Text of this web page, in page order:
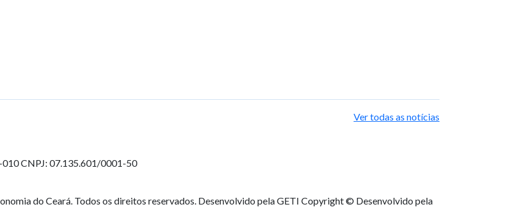
Ver todas as notícias
010CNPJ: 07.135.601/0001-50
do Ceará. Todos os direitos reservados. Desenvolvido pela GETI Copyright © Desenvolvido pela